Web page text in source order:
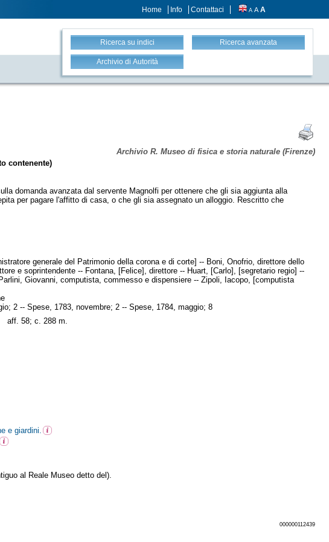
Home Info Contattaci A A A
Ricerca su indici Ricerca avanzata
Archivio di Autorità